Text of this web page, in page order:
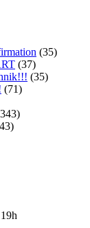
(35)
(37)
(35)
(71)